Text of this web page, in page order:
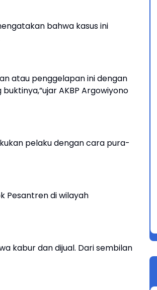
bahwa kasus ini
atau penggelapan ini dengan
AKBP Argowiyono
pelaku dengan cara pura-
Pesantren di wilayah
kabur dan dijual. Dari sembilan